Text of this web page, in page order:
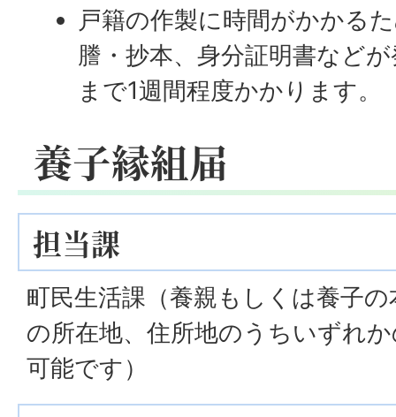
戸籍の作製に時間がかかる
謄・抄本、身分証明書など
まで1週間程度かかります。
養子縁組届
担当課
町民生活課（養親もしくは養子
の所在地、住所地のうちいずれ
可能です）